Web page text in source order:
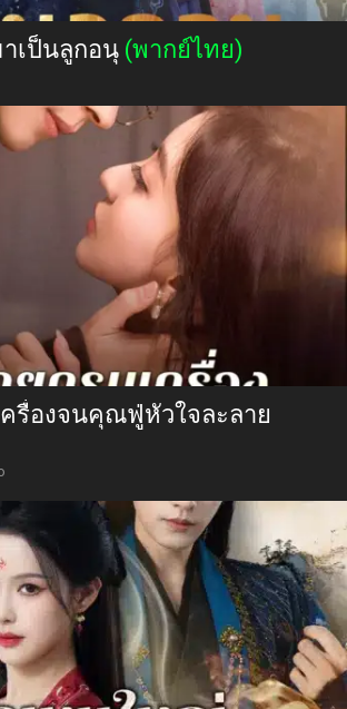
เป็นลูกอนุ (พากย์ไทย)
รื่องจนคุณฟู่หัวใจละลาย